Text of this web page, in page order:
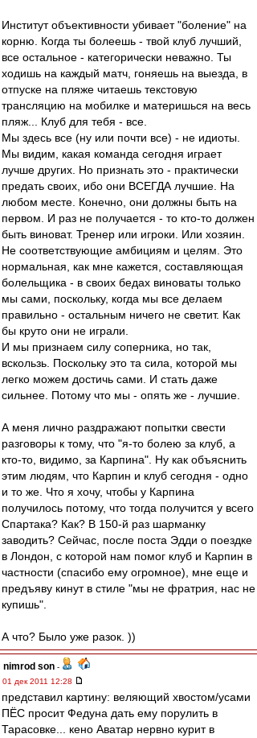
Институт объективности убивает "боление" на
корню. Когда ты болеешь - твой клуб лучший,
все остальное - категорически неважно. Ты
ходишь на каждый матч, гоняешь на выезда, в
отпуске на пляже читаешь текстовую
трансляцию на мобилке и материшься на весь
пляж... Клуб для тебя - все.
Мы здесь все (ну или почти все) - не идиоты.
Мы видим, какая команда сегодня играет
лучше других. Но признать это - практически
предать своих, ибо они ВСЕГДА лучшие. На
любом месте. Конечно, они должны быть на
первом. И раз не получается - то кто-то должен
быть виноват. Тренер или игроки. Или хозяин.
Не соответствующие амбициям и целям. Это
нормальная, как мне кажется, составляющая
болельщика - в своих бедах виноваты только
мы сами, поскольку, когда мы все делаем
правильно - остальным ничего не светит. Как
бы круто они не играли.
И мы признаем силу соперника, но так,
вскользь. Поскольку это та сила, которой мы
легко можем достичь сами. И стать даже
сильнее. Потому что мы - опять же - лучшие.
А меня лично раздражают попытки свести
разговоры к тому, что "я-то болею за клуб, а
кто-то, видимо, за Карпина". Ну как объяснить
этим людям, что Карпин и клуб сегодня - одно
и то же. Что я хочу, чтобы у Карпина
получилось потому, что тогда получится у всего
Спартака? Как? В 150-й раз шарманку
заводить? Сейчас, после поста Эдди о поездке
в Лондон, с которой нам помог клуб и Карпин в
частности (спасибо ему огромное), мне еще и
предъяву кинут в стиле "мы не фратрия, нас не
купишь".
А что? Было уже разок. ))
nimrod son -
01 дек 2011 12:28
представил картину: веляющий хвостом/усами
ПЁС просит Федуна дать ему порулить в
Тарасовке... кено Аватар нервно курит в